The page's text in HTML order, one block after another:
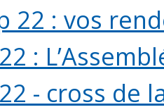
22 : vos
22 :
- cross de